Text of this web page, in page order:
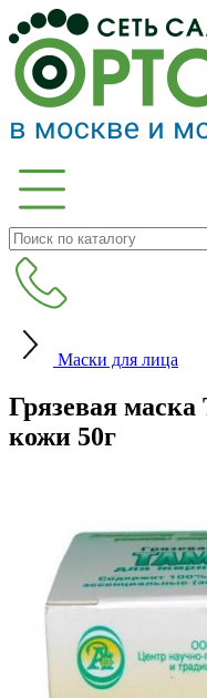
Маски для лица
Грязевая
кожи 50г